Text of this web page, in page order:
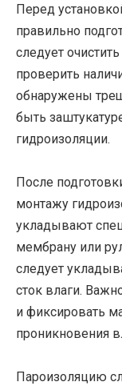
Перед
правильно
следует
проверить
обнаружены
быть
гидроизоляции.
После
монтажу
укладывают
мембрану или
следует
сток влаги.
и фиксировать
проникновения
Пароизоляцию